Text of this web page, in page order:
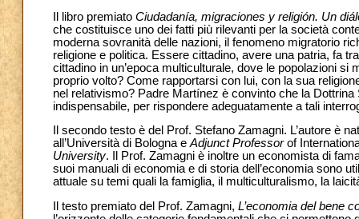
Il libro premiato Ciudadanía, migraciones y religión. Un
che costituisce uno dei fatti più rilevanti per la società
moderna sovranità delle nazioni, il fenomeno migratorio
religione e politica. Essere cittadino, avere una patria, fa
cittadino in un’epoca multiculturale, dove le popolazioni
proprio volto? Come rapportarsi con lui, con la sua
nel relativismo? Padre Martínez è convinto che la
indispensabile, per rispondere adeguatamente a tali
Il secondo testo è del Prof. Stefano Zamagni. L’autore è
all’Università di Bologna eAdjunct Professorof
University. Il Prof. Zamagni è inoltre un economista di
suoi manuali di economia e di storia dell’economia sono
attuale su temi quali la famiglia, il multiculturalismo, la
Il testo premiato del Prof. Zamagni, L’economia del bene